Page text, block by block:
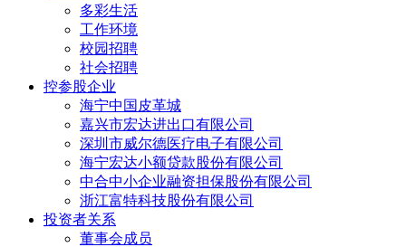
多彩生活
工作环境
校园招聘
社会招聘
控参股企业
海宁中国皮革城
嘉兴市宏达进出口有限公司
深圳市威尔德医疗电子有限公司
海宁宏达小额贷款股份有限公司
中合中小企业融资担保股份有限公司
浙江富特科技股份有限公司
投资者关系
董事会成员